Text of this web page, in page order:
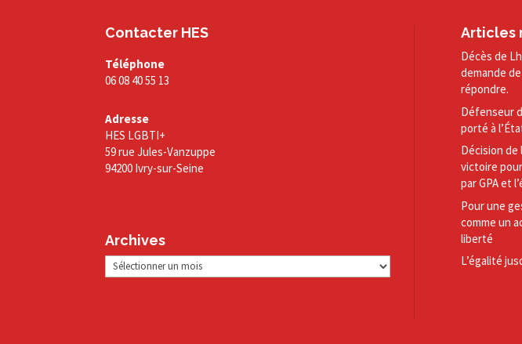
Contacter HES
Téléphone
06 08 40 55 13
Adresse
HES LGBTI+
59 rue Jules-Vanzuppe
94200 Ivry-sur-Seine
Archives
Archives
Articles
Décès de
demande
répondre.
Défenseur
porté à
Décision de
victoire
par GPA et
Pour une
comme un
liberté
L’égalité